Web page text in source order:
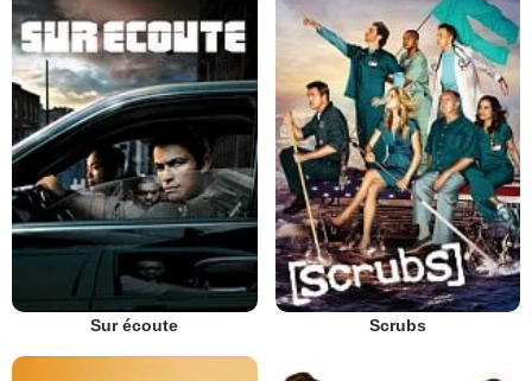
Sur écoute Scrubs